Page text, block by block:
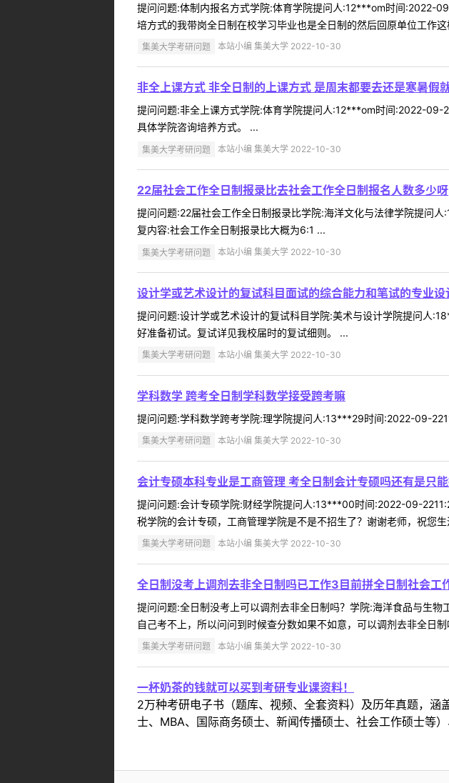
提问问题:体制内报名方式学院:体育学院提问人:12***om时间:2022-
培方式的我带岗全日制在校学习毕业也是全日制的然后回原单位工作
集美大学考研问题 本站小编 集美大学 2022-10-30
非全上课方式 非全日制的上课方式 是周末都要去还是寒暑假
提问问题:非全上课方式学院:体育学院提问人:12***om时间:2022-09-
具体学院咨询培养方式。 ...
集美大学考研问题 本站小编 集美大学 2022-10-30
22届社会工作全日制报录比去社会工作全日制报名人数多少呀
提问问题:22届社会工作全日制报录比学院:海洋文化与法律学院提问
复内容:社会工作全日制报录比大概为6:1 ...
集美大学考研问题 本站小编 集美大学 2022-10-30
设计学或艺术设计的复试科目面试的综合能力和笔试的专业设
提问问题:设计学或艺术设计的复试科目学院:美术与设计学院提问人
好准备初试。复试详见我校届时的复试细则。 ...
集美大学考研问题 本站小编 集美大学 2022-10-30
学科数学 跨考全日制学科数学接受跨考嘛
提问问题:学科数学跨考学院:理学院提问人:13***29时间:2022-09-
集美大学考研问题 本站小编 集美大学 2022-10-30
会计专硕本科专业是工商管理 考全日制会计专硕吗还有是只
提问问题:会计专硕学院:财经学院提问人:13***00时间:2022-09-
税学院的会计专硕，工商管理学院是不是不招生了？谢谢老师，祝您
集美大学考研问题 本站小编 集美大学 2022-10-30
全日制没考上调剂去非全日制吗已工作3目前拼全日制社会工
提问问题:全日制没考上可以调剂去非全日制吗？学院:海洋食品与生
自己考不上，所以问问到时候查分数如果不如意，可以调剂去非全日
集美大学考研问题 本站小编 集美大学 2022-10-30
一杯奶茶的钱就可以买到考研专业课资料！
2万种考研电子书（题库、视频、全套资料）及历年真题，
士、MBA、国际商务硕士、新闻传播硕士、社会工作硕士等